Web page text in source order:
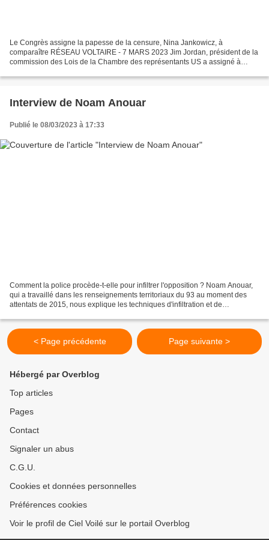
Le Congrès assigne la papesse de la censure, Nina Jankowicz, à
comparaître RÉSEAU VOLTAIRE - 7 MARS 2023 Jim Jordan, président de la
commission des Lois de la Chambre des représentants US a assigné à
Interview de Noam Anouar
Publié le 08/03/2023 à 17:33
Comment la police procède-t-elle pour infiltrer l'opposition ? Noam Anouar,
qui a travaillé dans les renseignements territoriaux du 93 au moment des
attentats de 2015, nous explique les techniques d'infiltration et de
< Page précédente Page suivante >
Hébergé par Overblog
Top articles
Pages
Contact
Signaler un abus
C.G.U.
Cookies et données personnelles
Préférences cookies
Voir le profil de Ciel Voilé sur le portail Overblog